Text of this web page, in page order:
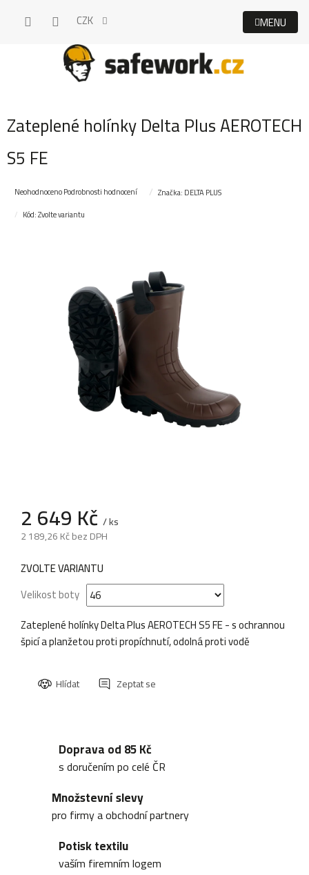
CZK
Zateplené holínky Delta Plus AEROTECH
S5 FE
Průměrné
NeohodnocenoPodrobnosti hodnocení Značka: DELTA PLUS
Kód:Zvolte variantu
2 649 Kč / ks
2 189,26 Kč bez DPH
cena:
ZVOLTE VARIANTU
Velikost boty
Zateplené holínky Delta Plus AEROTECH S5 FE - s ochrannou
špicí a planžetou proti propíchnutí, odolná proti vodě
Zeptat se
Hlídat
Doprava od 85 Kč
s doručením po celé ČR
Množstevní slevy
pro firmy a obchodní partnery
Potisk textilu
vaším firemním logem